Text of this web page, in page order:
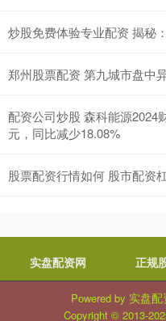
炒股免费体验专业配资 揭秘
郑州股票配资 第九城市盘中
配资公司炒股 森科能源2024
元，同比减少18.08%
股票配资行情如何 股市配资
实盘配资网 正规
Powered by 实盘配
Copyright © 2013-